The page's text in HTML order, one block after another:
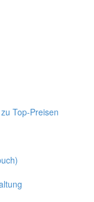
Top-Preisen